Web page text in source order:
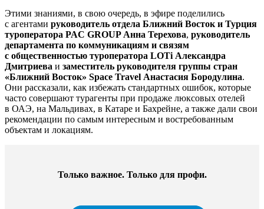
Этими знаниями, в свою очередь, в эфире поделились
с агентами руководитель отдела Ближний Восток и Турция
туроператора PAC GROUP Анна Терехова, руководитель
департамента по коммуникациям и связям
с общественностью туроператора LOTi Александра
Дмитриева и заместитель руководителя группы стран
«Ближний Восток» Space Travel Анастасия Бородулина.
Они рассказали, как избежать стандартных ошибок, которые
часто совершают турагенты при продаже люксовых отелей
в ОАЭ, на Мальдивах, в Катаре и Бахрейне, а также дали свои
рекомендации по самым интересным и востребованным
объектам и локациям.
Только важное. Только для профи.​